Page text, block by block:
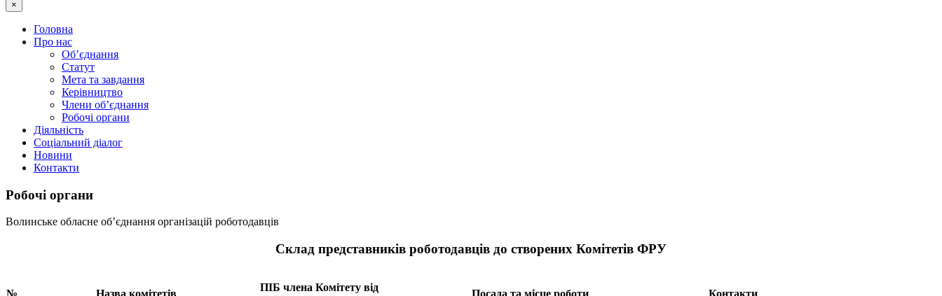
×
Головна
Про нас
Об’єднання
Статут
Мета та завдання
Керівництво
Члени об’єднання
Робочі органи
Діяльність
Соціальний діалог
Новини
Контакти
Робочі органи
Волинське обласне об’єднання організацій роботодавців
Склад представників роботодавців до створених Комітетів ФРУ
№ Назва комітетів
ПІБ члена Комітету від
Посада та місце роботи Контакти